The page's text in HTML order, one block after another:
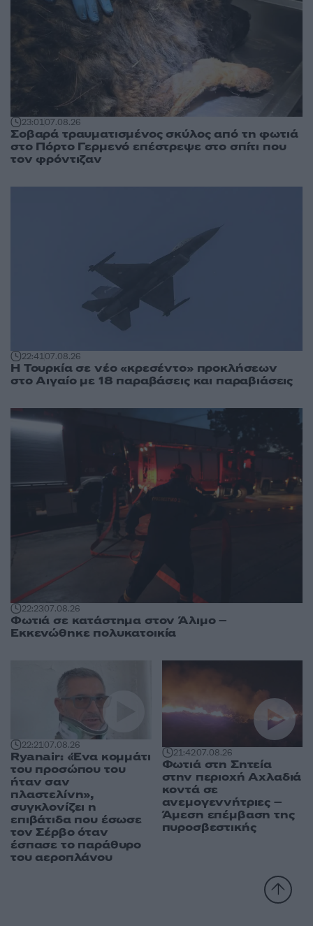
23:0107.08.26
Σοβαρά τραυματισμένος σκύλος από τη φωτιά
στο Πόρτο Γερμενό επέστρεψε στο σπίτι που
τον φρόντιζαν
22:4107.08.26
Η Τουρκία σε νέο «κρεσέντο» προκλήσεων
στο Αιγαίο με 18 παραβάσεις και παραβιάσεις
22:2307.08.26
Φωτιά σε κατάστημα στον Άλιμο –
Εκκενώθηκε πολυκατοικία
22:2107.08.26
Ryanair: «Ένα κομμάτι
του προσώπου του
ήταν σαν
πλαστελίνη»,
συγκλονίζει η
επιβάτιδα που έσωσε
τον Σέρβο όταν
έσπασε το παράθυρο
του αεροπλάνου
21:4207.08.26
Φωτιά στη Σητεία
στην περιοχή Αχλαδιά
κοντά σε
ανεμογεννήτριες –
Άμεση επέμβαση της
πυροσβεστικής